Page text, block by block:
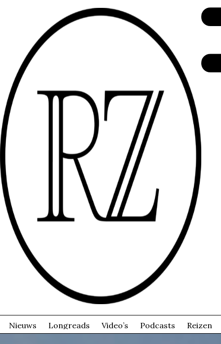
Nieuws Longreads Video’s Podcasts Reizen